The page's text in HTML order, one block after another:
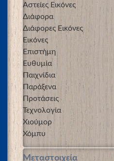
Αστείες Εικόνες
Διάφορα
Διάφορες Εικόνες
Εικόνες
Επιστήμη
Ευθυμία
Παιχνίδια
Παράξενα
Προτάσεις
Τεχνολογία
Χιούμορ
Χόμπυ
Μεταστοιχεία